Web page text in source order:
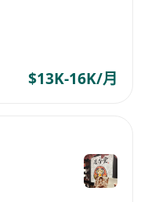
$13K-16K/月